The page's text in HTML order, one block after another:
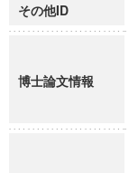
その他ID
博士論文情報